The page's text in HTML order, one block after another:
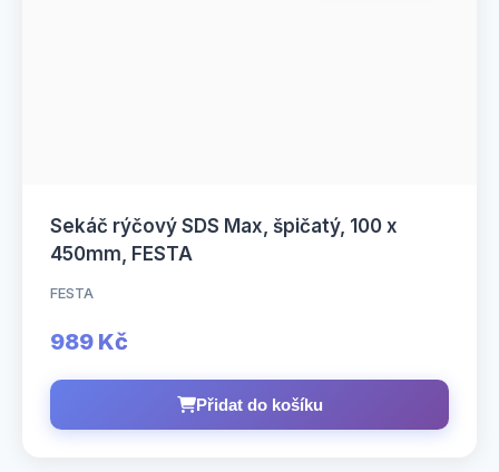
Sekáč rýčový SDS Max, špičatý, 100 x
450mm, FESTA
FESTA
989 Kč
Přidat do košíku